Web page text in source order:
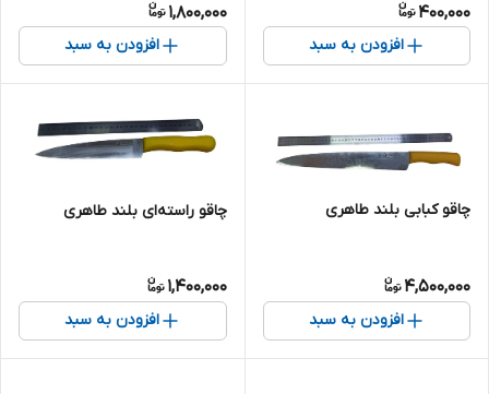
400,000
افزودن به سبد
1,800,000
افزودن به سبد
چاقو کبابی بلند طاهری
4,500,000
افزودن به سبد
چاقو راسته‌ای بلند طاهری
1,400,000
افزودن به سبد